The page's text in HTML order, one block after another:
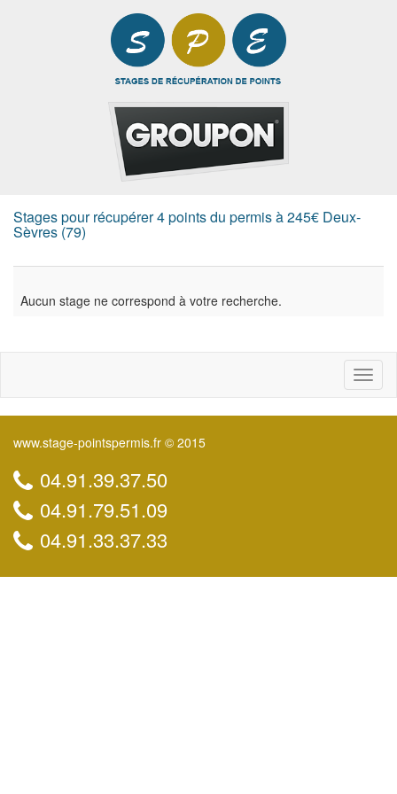
Stages pour récupérer 4 points du permis à 245€ Deux-
Sèvres (79)
Aucun stage ne correspond à votre recherche.
www.stage-pointspermis.fr © 2015
04.91.39.37.50
04.91.79.51.09
04.91.33.37.33